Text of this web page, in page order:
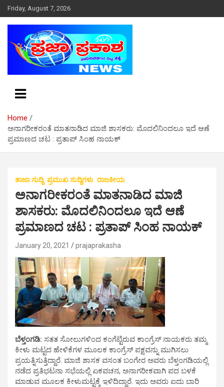
k
Friday, August 7, 2026
Home
ಅನಾಗರೀಕರಂತೆ‌ ಮಾತನಾಡಿದ ಮಾಜಿ‌ ಶಾಸಕರು: ಮೊದಲಿನಿಂದಲೂ ಇದೆ ಆಣೆ
ಪ್ರಮಾಣದ ಚಟ : ಪ್ರತಾಪ್ ಸಿಂಹ‌ ನಾಯಕ್
ತಾಜಾ ಸುದ್ದಿ ಪ್ರಮುಖ ಸುದ್ದಿಗಳು ರಾಜಕೀಯ
ಅನಾಗರೀಕರಂತೆ‌ ಮಾತನಾಡಿದ ಮಾಜಿ‌
ಶಾಸಕರು: ಮೊದಲಿನಿಂದಲೂ ಇದೆ ಆಣೆ
ಪ್ರಮಾಣದ ಚಟ : ಪ್ರತಾಪ್ ಸಿಂಹ‌ ನಾಯಕ್
January 20, 2021 prajaprakasha
ಬೆಳ್ತಂಗಡಿ: ಸತತ ಸೋಲುಗಳಿಂದ ಕಂಗೆಟ್ಟಿರುವ ಕಾಂಗ್ರೆಸ್ ನಾಯಕರು‌ ತಮ್ಮ
ಕೀಳು ಮಟ್ಟದ ಹೇಳಿಕೆಗಳ ಮೂಲಕ ಕಾಂಗ್ರೆಸ್ ಪಕ್ಷವನ್ನು ಮುಗಿಸಲು
ಪ್ರಯತ್ನಿಸುತ್ತಿದ್ದಾರೆ. ಮಾಜಿ ಶಾಸಕ ವಸಂತ ಬಂಗೇರ ಅವರು ಬೆಳ್ತಂಗಡಿಯಲ್ಲಿ
ನಡೆದ ಪ್ರತಿಭಟನಾ ಸಭೆಯಲ್ಲಿ ಏಕವಚನ, ಅನಾಗರೀಕವಾಗಿ ಪದ ಬಳಕೆ
ಮಾಡುವ ಮೂಲಕ ಕೀಳು‌ಮಟ್ಟಕ್ಕೆ ಇಳಿದಿದ್ದಾರೆ.‌ ಇದು ಅವರು ಐದು ಬಾರಿ